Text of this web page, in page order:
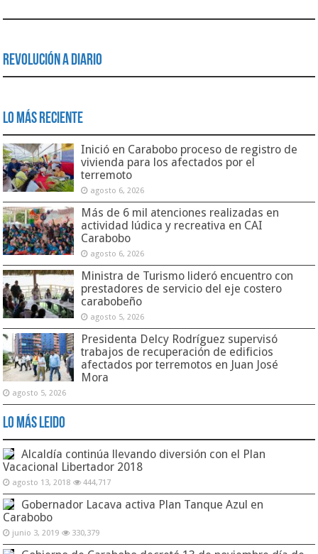
Revolución a Diario
Lo Más Reciente
Inició en Carabobo proceso de registro de
vivienda para los afectados por el
terremoto
agosto 6, 2026
Más de 6 mil atenciones realizadas en
actividad lúdica y recreativa en CAI
Carabobo
agosto 6, 2026
Ministra de Turismo lideró encuentro con
prestadores de servicio del eje costero
carabobeño
agosto 5, 2026
Presidenta Delcy Rodríguez supervisó
trabajos de recuperación de edificios
afectados por terremotos en Juan José
Mora
agosto 5, 2026
Lo Más Leido
Alcaldía continúa llevando diversión con el Plan
Vacacional Libertador 2018
agosto 13, 2018 444,717
Gobernador Lacava activa Plan Tanque Azul en
Carabobo
junio 3, 2019 330,379